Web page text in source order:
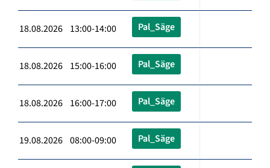
18.08.2026 13:00-14:00 Pal_Säge
18.08.2026 15:00-16:00 Pal_Säge
18.08.2026 16:00-17:00 Pal_Säge
19.08.2026 08:00-09:00 Pal_Säge